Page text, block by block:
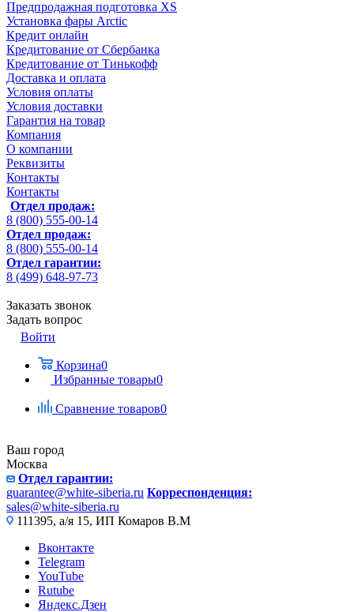
Предпродажная подготовка XS
Установка фары Arctic
Кредит онлайн
Кредитование от Сбербанка
Кредитование от Тинькофф
Доставка и оплата
Условия оплаты
Условия доставки
Гарантия на товар
Компания
О компании
Реквизиты
Контакты
Контакты
Отдел продаж:
8 (800) 555-00-14
Отдел продаж:
8 (800) 555-00-14
Отдел гарантии:
8 (499) 648-97-73
Заказать звонок
Задать вопрос
Войти
Корзина0
Избранные товары0
Сравнение товаров0
Ваш город
Москва
Отдел гарантии:
guarantee@white-siberia.ru Корреспонденция:
sales@white-siberia.ru
111395, а/я 15, ИП Комаров В.М
Вконтакте
Telegram
YouTube
Rutube
Яндекс.Дзен